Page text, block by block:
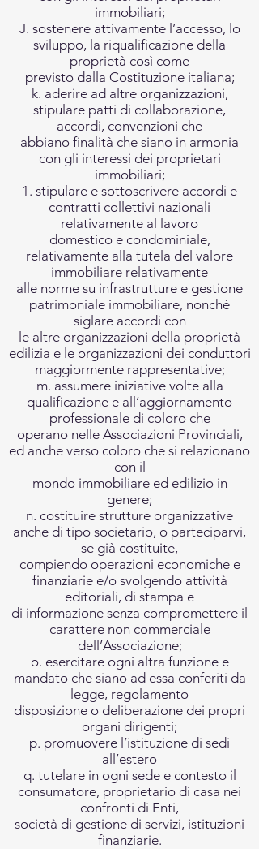
immobiliari;
J. sostenere attivamente l’accesso, lo
sviluppo, la riqualificazione della
proprietà così come
previsto dalla Costituzione italiana;
k. aderire ad altre organizzazioni,
stipulare patti di collaborazione,
accordi, convenzioni che
abbiano finalità che siano in armonia
con gli interessi dei proprietari
immobiliari;
1. stipulare e sottoscrivere accordi e
contratti collettivi nazionali
relativamente al lavoro
domestico e condominiale,
relativamente alla tutela del valore
immobiliare relativamente
alle norme su infrastrutture e gestione
patrimoniale immobiliare, nonché
siglare accordi con
le altre organizzazioni della proprietà
edilizia e le organizzazioni dei conduttori
maggiormente rappresentative;
m. assumere iniziative volte alla
qualificazione e all’aggiornamento
professionale di coloro che
operano nelle Associazioni Provinciali,
ed anche verso coloro che si relazionano
con il
mondo immobiliare ed edilizio in
genere;
n. costituire strutture organizzative
anche di tipo societario, o parteciparvi,
se già costituite,
compiendo operazioni economiche e
finanziarie e/o svolgendo attività
editoriali, di stampa e
di informazione senza compromettere il
carattere non commerciale
dell’Associazione;
o. esercitare ogni altra funzione e
mandato che siano ad essa conferiti da
legge, regolamento
disposizione o deliberazione dei propri
organi dirigenti;
p. promuovere l’istituzione di sedi
all’estero
q. tutelare in ogni sede e contesto il
consumatore, proprietario di casa nei
confronti di Enti,
società di gestione di servizi, istituzioni
finanziarie.